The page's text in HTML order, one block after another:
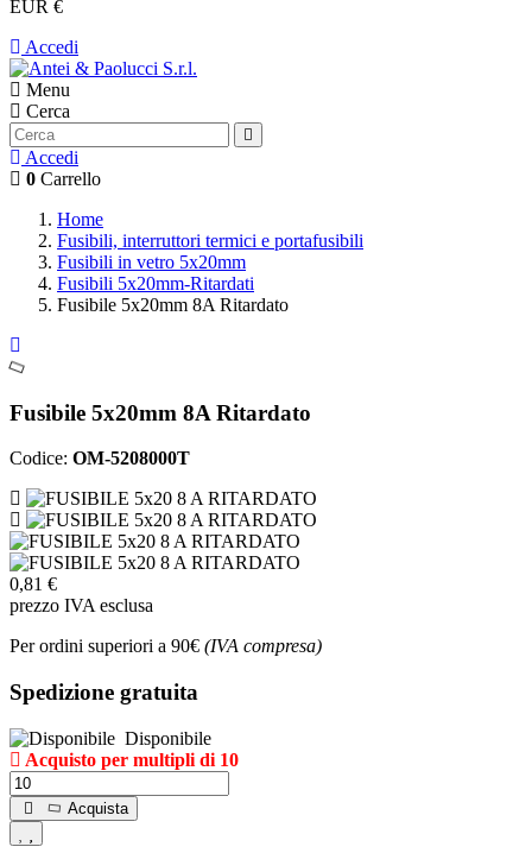
EUR €
Accedi
Menu
Cerca
Accedi
0 Carrello
Home
Fusibili, interruttori termici e portafusibili
Fusibili in vetro 5x20mm
Fusibili 5x20mm-Ritardati
Fusibile 5x20mm 8A Ritardato
Fusibile 5x20mm 8A Ritardato
Codice: OM-5208000T
0,81 €
prezzo IVA esclusa
Per ordini superiori a 90€ (IVA compresa)
Spedizione gratuita
Disponibile
Acquisto per multipli di 10
Acquista